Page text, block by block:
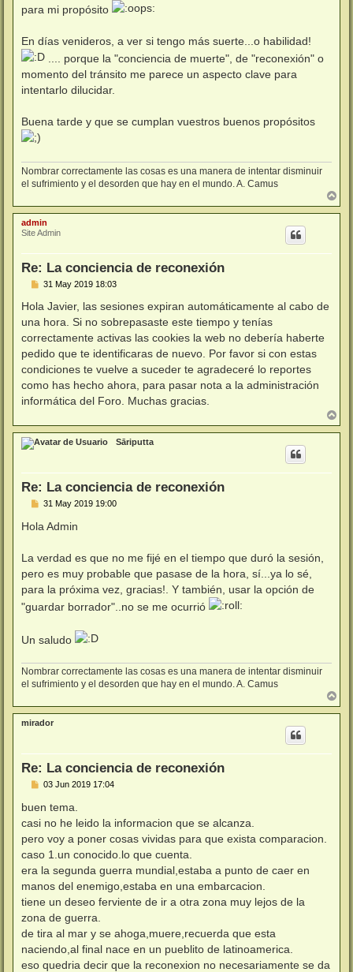
para mi propósito
En días venideros, a ver si tengo más suerte...o habilidad!
.... porque la "conciencia de muerte", de "reconexión" o
momento del tránsito me parece un aspecto clave para
intentarlo dilucidar.
Buena tarde y que se cumplan vuestros buenos propósitos
Nombrar correctamente las cosas es una manera de intentar disminuir
el sufrimiento y el desorden que hay en el mundo. A. Camus
r
r
admin
Site Admin
Re: La conciencia de reconexión
M
n
a
j
e
31 May 2019 18:03
Hola Javier, las sesiones expiran automáticamente al cabo de
una hora. Si no sobrepasaste este tiempo y tenías
correctamente activas las cookies la web no debería haberte
pedido que te identificaras de nuevo. Por favor si con estas
condiciones te vuelve a suceder te agradeceré lo reportes
como has hecho ahora, para pasar nota a la administración
informática del Foro. Muchas gracias.
r
r
Sāriputta
Re: La conciencia de reconexión
M
n
e
31 May 2019 19:00
Hola Admin
La verdad es que no me fijé en el tiempo que duró la sesión,
pero es muy probable que pasase de la hora, sí...ya lo sé,
para la próxima vez, gracias!. Y también, usar la opción de
"guardar borrador"..no se me ocurrió
Un saludo
Nombrar correctamente las cosas es una manera de intentar disminuir
el sufrimiento y el desorden que hay en el mundo. A. Camus
r
r
mirador
Re: La conciencia de reconexión
M
n
e
03 Jun 2019 17:04
buen tema.
casi no he leido la informacion que se alcanza.
pero voy a poner cosas vividas para que exista comparacion.
caso 1.un conocido.lo que cuenta.
era la segunda guerra mundial,estaba a punto de caer en
manos del enemigo,estaba en una embarcacion.
tiene un deseo ferviente de ir a otra zona muy lejos de la
zona de guerra.
de tira al mar y se ahoga,muere,recuerda que esta
naciendo,al final nace en un pueblito de latinoamerica.
eso quedria decir que la reconexion no necesariamente se da